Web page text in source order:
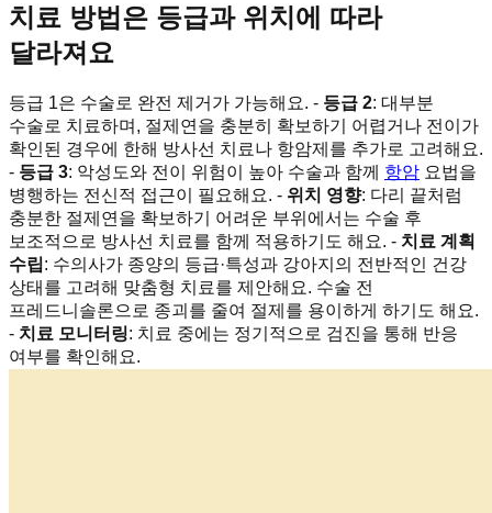
치료 방법은 등급과 위치에 따라
달라져요
등급 1은 수술로 완전 제거가 가능해요. - 등급 2: 대부분
수술로 치료하며, 절제연을 충분히 확보하기 어렵거나 전이가
확인된 경우에 한해 방사선 치료나 항암제를 추가로 고려해요.
- 등급 3: 악성도와 전이 위험이 높아 수술과 함께 항암 요법을
병행하는 전신적 접근이 필요해요. - 위치 영향: 다리 끝처럼
충분한 절제연을 확보하기 어려운 부위에서는 수술 후
보조적으로 방사선 치료를 함께 적용하기도 해요. - 치료 계획
수립: 수의사가 종양의 등급·특성과 강아지의 전반적인 건강
상태를 고려해 맞춤형 치료를 제안해요. 수술 전
프레드니솔론으로 종괴를 줄여 절제를 용이하게 하기도 해요.
- 치료 모니터링: 치료 중에는 정기적으로 검진을 통해 반응
여부를 확인해요.